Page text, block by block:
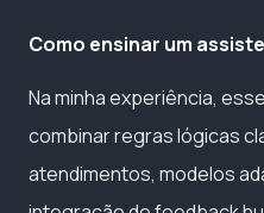
Como ensinar um
Na minha experiência,
combinar regras lógicas
atendimentos, modelos